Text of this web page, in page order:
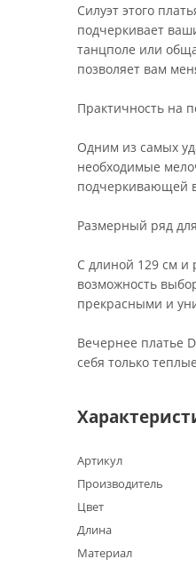
Силуэт этого
подчеркивает
танцполе или
позволяет вам
Практичность на
Одним из самых
необходимые
подчеркивающей
Размерный ряд
С длиной 129 см и
возможность
прекрасными и
Вечернее платье
себя только
Артикул
Производитель
Цвет
Длина
Материал